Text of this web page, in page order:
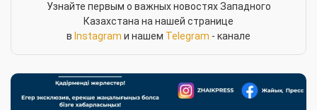
Узнайте первым о важных новостях Западного
Казахстана на нашей странице
в Instagram и нашем Telegram - канале